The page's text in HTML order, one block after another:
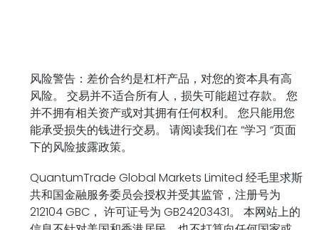
风险警告：差价合约是杠杆产品，对您的资本具有高
风险。 交易并不适合所有人，损失可能超过存款。 您
并不拥有相关资产或对其拥有任何权利。 您只能用您
能承受损失的钱进行交易。 请阅读我们在 “学习 “页面
下的风险披露政策。
QuantumTrade Global Markets Limited 经毛里求斯
共和国金融服务委员会授权并受其监管，注册号为
212104 GBC，许可证号为 GB24203431。 本网站上的